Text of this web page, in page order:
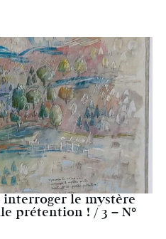
interroger le mystère
prétention ! / 3 – N°